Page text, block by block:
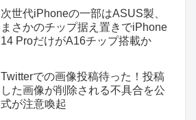
次世代iPhoneの一部はASUS製、
まさかのチップ据え置きでiPhone
14 ProだけがA16チップ搭載か
Twitterでの画像投稿待った！投稿
した画像が削除される不具合を公
式が注意喚起